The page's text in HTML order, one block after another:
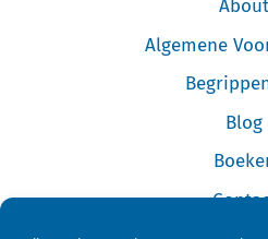
About
Algemene
Blog